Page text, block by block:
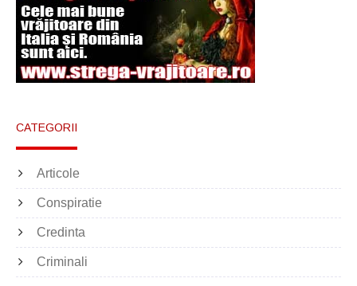
CATEGORII
Articole
Conspiratie
Credinta
Criminali